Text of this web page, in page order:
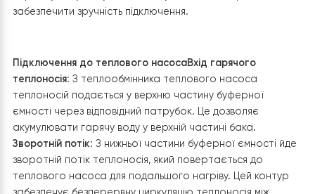
2. Під’єднання буферної ємності.
Так, як опалення будинку працює на основі водяної
теплої підлоги, просто необхідно встановити
бак для акумуляції та зберігання теплоносія в системі.
Баку ємністю до 100 л цілком достатньо для акумуляції
теплоносія в системі для площі теплої підлоги до 80
Буферну ємність встановили поблизу теплового